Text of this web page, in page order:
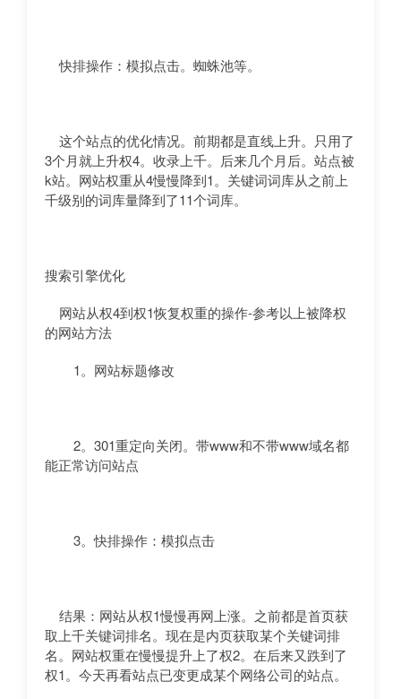
快排操作：模拟点击。蜘蛛池等。
这个站点的优化情况。前期都是直线上升。只用了
3个月就上升权4。收录上千。后来几个月后。站点被
k站。网站权重从4慢慢降到1。关键词词库从之前上
千级别的词库量降到了11个词库。
搜索引擎优化
网站从权4到权1恢复权重的操作-参考以上被降权
的网站方法
1。网站标题修改
2。301重定向关闭。带www和不带www域名都
能正常访问站点
3。快排操作：模拟点击
结果：网站从权1慢慢再网上涨。之前都是首页获
取上千关键词排名。现在是内页获取某个关键词排
名。网站权重在慢慢提升上了权2。在后来又跌到了
权1。今天再看站点已变更成某个网络公司的站点。